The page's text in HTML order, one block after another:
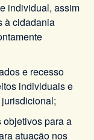
individual, assim
à cidadania
e recesso
individuais e
para a
atuação nos